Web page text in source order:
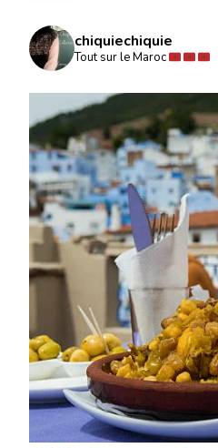
chiquiechiquie
Tout sur le Maroc